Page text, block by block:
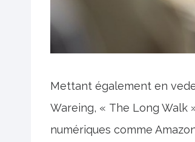
Mettant également en
Wareing, « The Long Walk
numériques comme